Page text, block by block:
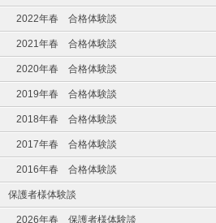
2022年春 合格体験談
2021年春 合格体験談
2020年春 合格体験談
2019年春 合格体験談
2018年春 合格体験談
2017年春 合格体験談
2016年春 合格体験談
保護者様体験談
2026年春 保護者様体験談